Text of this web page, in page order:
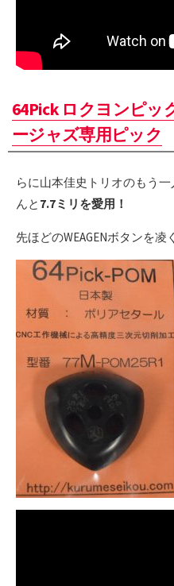
64Pick ロクヨンピッ
ージャズ専用ピック
らに山本佳史トリオのもう
んと 7.7ミリを愛用！
先ほどのWEAGENボタンを